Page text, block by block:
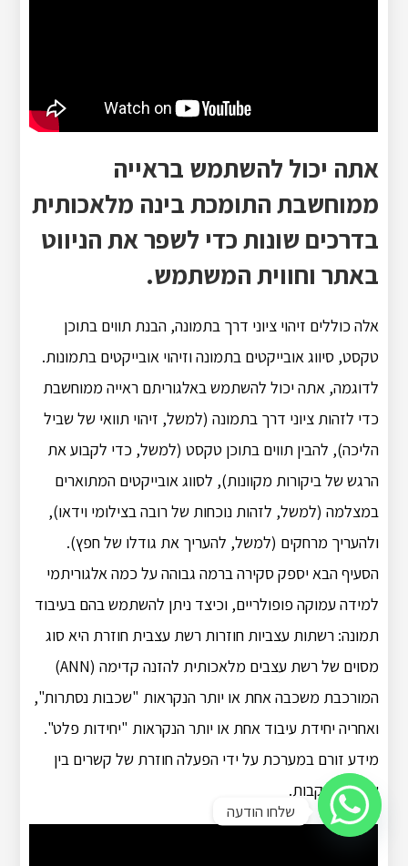
אתה יכול להשתמש בראייה
ממוחשבת התומכת בינה מלאכותית
בדרכים שונות כדי לשפר את הניווט
באתר וחווית המשתמש.
אלה כוללים זיהוי ציוני דרך בתמונה, הבנת תווים בתוכן
טקסט, סיווג אובייקטים בתמונה וזיהוי אובייקטים בתמונות.
לדוגמה, אתה יכול להשתמש באלגוריתם ראייה ממוחשבת
כדי לזהות ציוני דרך בתמונה (למשל, זיהוי תוואי של שביל
הליכה), להבין תווים בתוכן טקסט (למשל, כדי לקבוע את
הרגש של ביקורות מקוונות), לסווג אובייקטים המתוארים
במצלמה (למשל, לזהות נוכחות של רובה בצילומי וידאו),
ולהעריך מרחקים (למשל, להעריך את גודלו של חפץ).
הסעיף הבא יספק סקירה ברמה גבוהה על כמה אלגוריתמי
למידה עמוקה פופולריים, וכיצד ניתן להשתמש בהם בעיבוד
תמונה: רשתות עצביות חוזרות רשת עצבית חוזרת היא סוג
מסוים של רשת עצבים מלאכותית להזנה קדימה (ANN)
המורכבת משכבה אחת או יותר הנקראות "שכבות נסתרות",
ואחריה יחידת עיבוד אחת או יותר הנקראות "יחידות פלט".
מידע זורם במערכת על ידי הפעלה חוזרת של קשרים בין
שכבות עוקבות.
שלחו הודעה